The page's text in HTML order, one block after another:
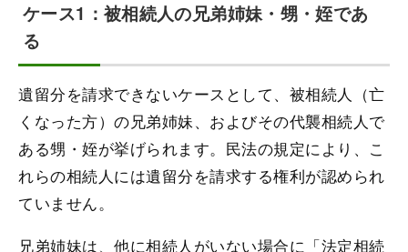
ケース1：被相続人の兄弟姉妹・甥・姪であ
る
遺留分を請求できないケースとして、被相続人（亡
くなった方）の兄弟姉妹、およびその代襲相続人で
ある甥・姪が挙げられます。民法の規定により、こ
れらの相続人には遺留分を請求する権利が認められ
ていません。
兄弟姉妹は、他に相続人がいない場合に「法定相続